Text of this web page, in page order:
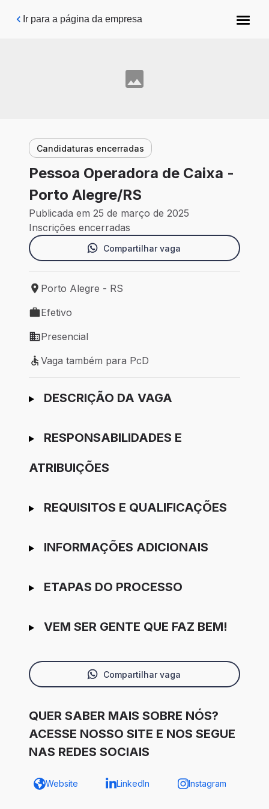
Pular para o conteúdo principal
Ir para a página da empresa
Candidaturas encerradas
Pessoa Operadora de Caixa -
Porto Alegre/RS
Publicada em 25 de março de 2025
Inscrições encerradas
Compartilhar vaga
Local de trabalho: Porto Alegre - RS
Porto Alegre - RS
Tipo de vaga: Efetivo
Efetivo
Modelo de trabalho: Presencial
Presencial
Vaga também para PcD
Vaga também para PcD
Ir para candidatura
DESCRIÇÃO DA VAGA
RESPONSABILIDADES E
ATRIBUIÇÕES
REQUISITOS E QUALIFICAÇÕES
INFORMAÇÕES ADICIONAIS
ETAPAS DO PROCESSO
VEM SER GENTE QUE FAZ BEM!
Compartilhar vaga
QUER SABER MAIS SOBRE NÓS?
ACESSE NOSSO SITE E NOS SEGUE
NAS REDES SOCIAIS
Website LinkedIn Instagram